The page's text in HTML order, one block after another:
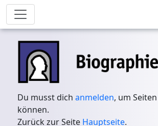
Du musst dichanmelden, um
können.
Zurück zur Seite Hauptseite.